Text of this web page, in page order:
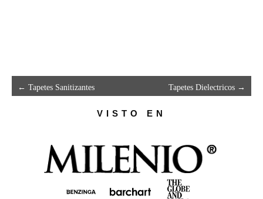
← Tapetes Sanitizantes Tapetes Dielectricos →
VISTO EN